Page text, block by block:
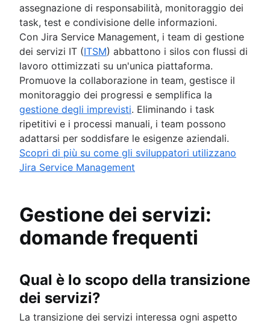
assegnazione di responsabilità, monitoraggio dei
task, test e condivisione delle informazioni.
Con Jira Service Management, i team di gestione
dei servizi IT (ITSM) abbattono i silos con flussi di
lavoro ottimizzati su un'unica piattaforma.
Promuove la collaborazione in team, gestisce il
monitoraggio dei progressi e semplifica la
gestione degli imprevisti. Eliminando i task
ripetitivi e i processi manuali, i team possono
adattarsi per soddisfare le esigenze aziendali.
Scopri di più su come gli sviluppatori utilizzano
Jira Service Management
Gestione dei servizi:
domande frequenti
Qual è lo scopo della transizione
dei servizi?
La transizione dei servizi interessa ogni aspetto